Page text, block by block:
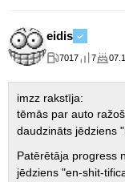
eidis
7017 7
imzz rakstīja:
tēmās par auto
daudzināts jēdziens
Patērētāja progress
jēdziens "en-shit-